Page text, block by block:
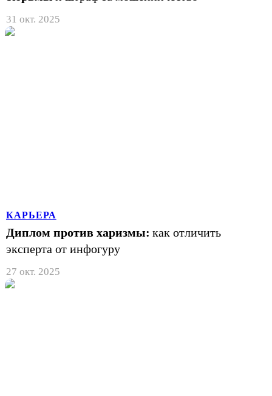
31 окт. 2025
КАРЬЕРА
Диплом против харизмы: как отличить
эксперта от инфогуру
27 окт. 2025